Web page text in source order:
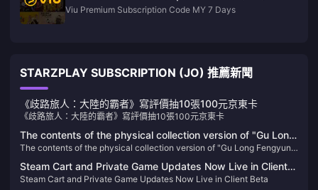
Viu Premium Subscription Code MY 7 Days
STARZPLAY SUBSCRIPTION (JO) 推薦新聞
《歧路旅人：大陸的霸者》寫評價抽10張100元京東卡
《歧路旅人：大陸的霸者》寫評價抽10張100元京東卡
The contents of the physical collection version of "Gu Long
Fengyun Lu" are announced, and the first 300 people will
receive Xu Changlong's autograph
The contents of the physical collection version of "Gu Long Fengyun
Changlong's autograph
Steam Cart and Private Game Updates Now Live in Client
Beta
Steam Cart and Private Game Updates Now Live in Client Beta